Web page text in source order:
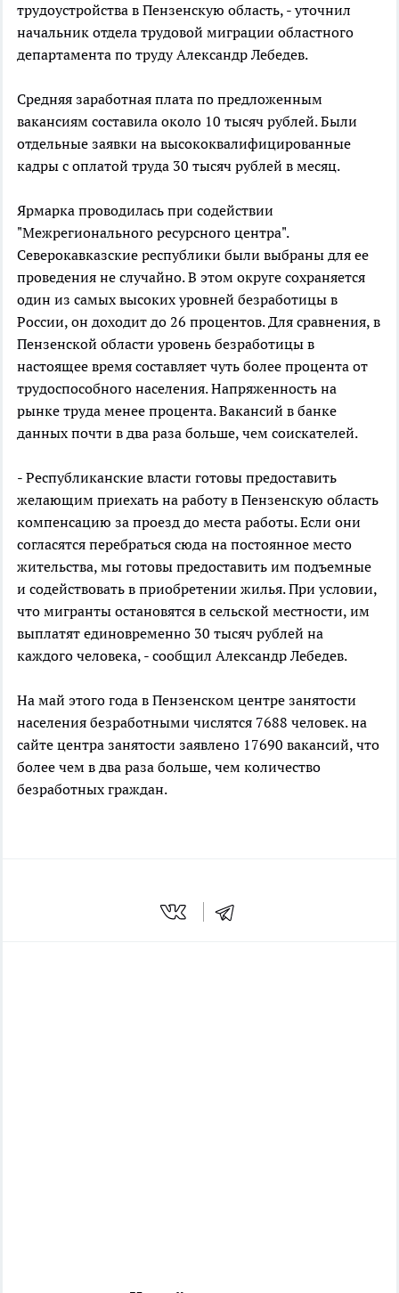
трудоустройства в Пензенскую область, - уточнил
начальник отдела трудовой миграции областного
департамента по труду Александр Лебедев.
Средняя заработная плата по предложенным
вакансиям составила около 10 тысяч рублей. Были
отдельные заявки на высококвалифицированные
кадры с оплатой труда 30 тысяч рублей в месяц.
Ярмарка проводилась при содействии
"Межрегионального ресурсного центра".
Северокавказские республики были выбраны для ее
проведения не случайно. В этом округе сохраняется
один из самых высоких уровней безработицы в
России, он доходит до 26 процентов. Для сравнения, в
Пензенской области уровень безработицы в
настоящее время составляет чуть более процента от
трудоспособного населения. Напряженность на
рынке труда менее процента. Вакансий в банке
данных почти в два раза больше, чем соискателей.
- Республиканские власти готовы предоставить
желающим приехать на работу в Пензенскую область
компенсацию за проезд до места работы. Если они
согласятся перебраться сюда на постоянное место
жительства, мы готовы предоставить им подъемные
и содействовать в приобретении жилья. При условии,
что мигранты остановятся в сельской местности, им
выплатят единовременно 30 тысяч рублей на
каждого человека, - сообщил Александр Лебедев.
На май этого года в Пензенском центре занятости
населения безработными числятся 7688 человек. на
сайте центра занятости заявлено 17690 вакансий, что
более чем в два раза больше, чем количество
безработных граждан.